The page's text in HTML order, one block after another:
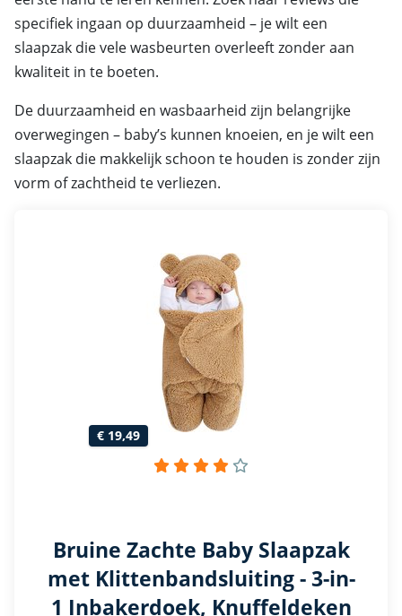
specifiek ingaan op duurzaamheid – je wilt een
slaapzak die vele wasbeurten overleeft zonder aan
kwaliteit in te boeten.
De duurzaamheid en wasbaarheid zijn belangrijke
overwegingen – baby’s kunnen knoeien, en je wilt een
slaapzak die makkelijk schoon te houden is zonder zijn
vorm of zachtheid te verliezen.
€ 19,49
Bruine Zachte Baby Slaapzak
met Klittenbandsluiting - 3-in-
1 Inbakerdoek, Knuffeldeken